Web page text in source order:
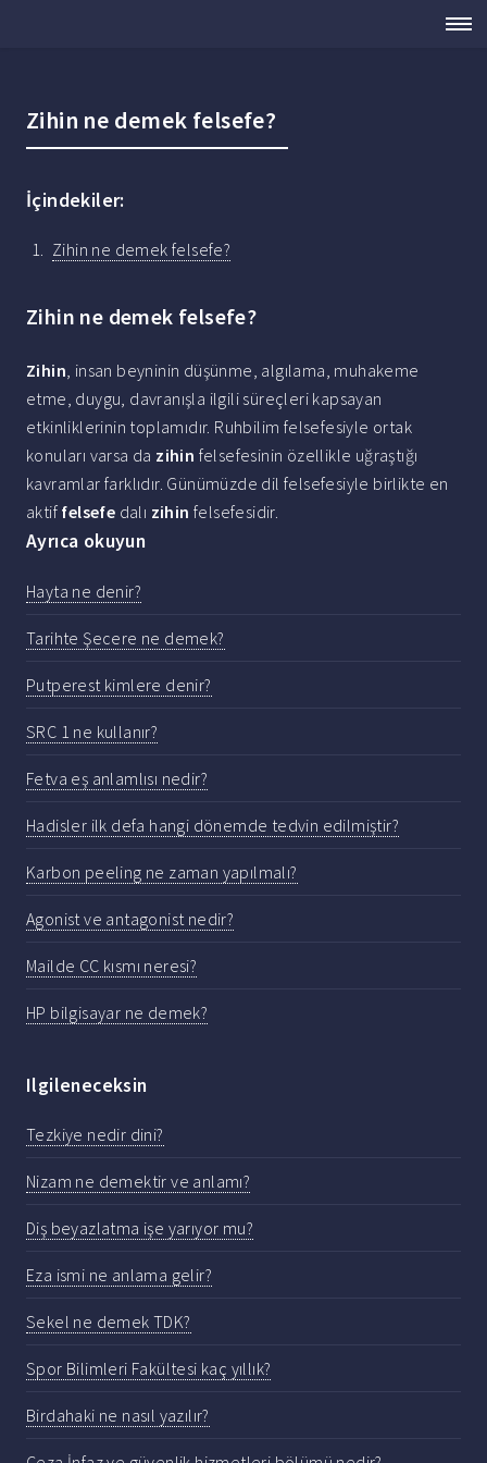
Zihin ne demek felsefe?
İçindekiler:
Zihin ne demek felsefe?
Zihin ne demek felsefe?
Zihin, insan beyninin düşünme, algılama, muhakeme
etme, duygu, davranışla ilgili süreçleri kapsayan
etkinliklerinin toplamıdır. Ruhbilim felsefesiyle ortak
konuları varsa da zihin felsefesinin özellikle uğraştığı
kavramlar farklıdır. Günümüzde dil felsefesiyle birlikte en
aktif felsefe dalı zihin felsefesidir.
Ayrıca okuyun
Hayta ne denir?
Tarihte Şecere ne demek?
Putperest kimlere denir?
SRC 1 ne kullanır?
Fetva eş anlamlısı nedir?
Hadisler ilk defa hangi dönemde tedvin edilmiştir?
Karbon peeling ne zaman yapılmalı?
Agonist ve antagonist nedir?
Mailde CC kısmı neresi?
HP bilgisayar ne demek?
Ilgileneceksin
Tezkiye nedir dini?
Nizam ne demektir ve anlamı?
Diş beyazlatma işe yarıyor mu?
Eza ismi ne anlama gelir?
Sekel ne demek TDK?
Spor Bilimleri Fakültesi kaç yıllık?
Birdahaki ne nasıl yazılır?